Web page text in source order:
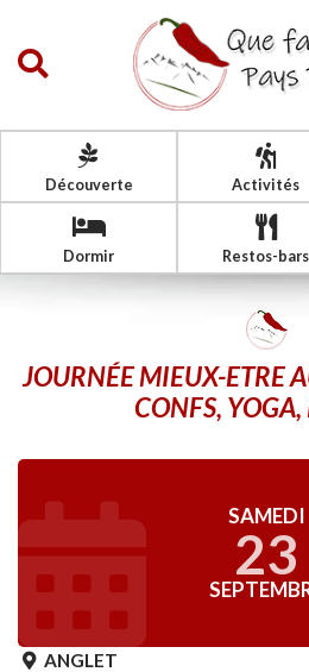
Découverte Activités
Dormir Restos-bars
JOURNÉE MIEUX-ETRE
CONFS, YOGA,
SAMEDI
23
ANGLET